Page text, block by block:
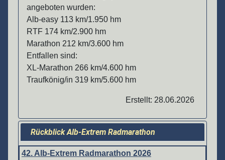
angeboten wurden:
Alb-easy 113 km/1.950 hm
RTF 174 km/2.900 hm
Marathon 212 km/3.600 hm
Entfallen sind:
XL-Marathon 266 km/4.600 hm
Traufkönig/in 319 km/5.600 hm
Erstellt: 28.06.2026
Rückblick Alb-Extrem Radmarathon
42. Alb-Extrem Radmarathon 2026